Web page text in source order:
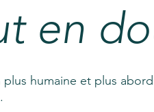
en plus
Consultez notre
en
plus humaine et plus